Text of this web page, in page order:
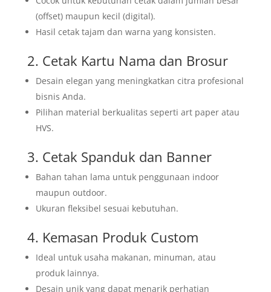
(offset) maupun kecil (digital).
Hasil cetak tajam dan warna yang konsisten.
2. Cetak Kartu Nama dan Brosur
Desain elegan yang meningkatkan citra profesional
bisnis Anda.
Pilihan material berkualitas seperti art paper atau
HVS.
3. Cetak Spanduk dan Banner
Bahan tahan lama untuk penggunaan indoor
maupun outdoor.
Ukuran fleksibel sesuai kebutuhan.
4. Kemasan Produk Custom
Ideal untuk usaha makanan, minuman, atau
produk lainnya.
Desain unik yang dapat menarik perhatian